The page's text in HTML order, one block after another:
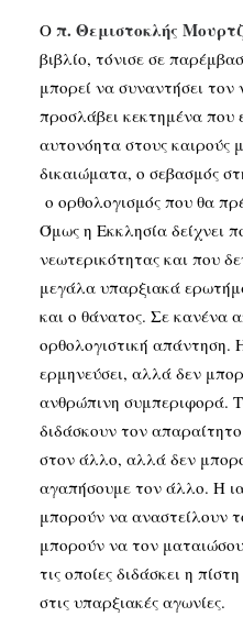
Ο π. Θεμιστοκλής
βιβλίο, τόνισε σε
μπορεί να συναντήσει
προσλάβει κεκτημένα που
αυτονόητα στους καιρούς
δικαιώματα, ο σεβασμός
ο ορθολογισμός που θα
Όμως η Εκκλησία δείχνει
νεωτερικότητας και που
μεγάλα υπαρξιακά
και ο θάνατος. Σε κανένα
ορθολογιστική απάντηση.
ερμηνεύσει, αλλά δεν
ανθρώπινη συμπεριφορά.
διδάσκουν τον
στον άλλο, αλλά δεν
αγαπήσουμε τον άλλο. Η
μπορούν να αναστείλουν
μπορούν να τον
τις οποίες διδάσκει η
στις υπαρξιακές αγωνίες.